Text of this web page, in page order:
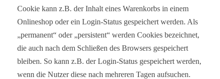
Cookie kann z.B. der Inhalt eines Warenkorbs in einem
Onlineshop oder ein Login-Status gespeichert werden. Als
„permanent“ oder „persistent“ werden Cookies bezeichnet,
die auch nach dem Schließen des Browsers gespeichert
bleiben. So kann z.B. der Login-Status gespeichert werden,
wenn die Nutzer diese nach mehreren Tagen aufsuchen.